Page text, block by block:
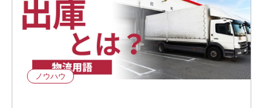
ノウハウ